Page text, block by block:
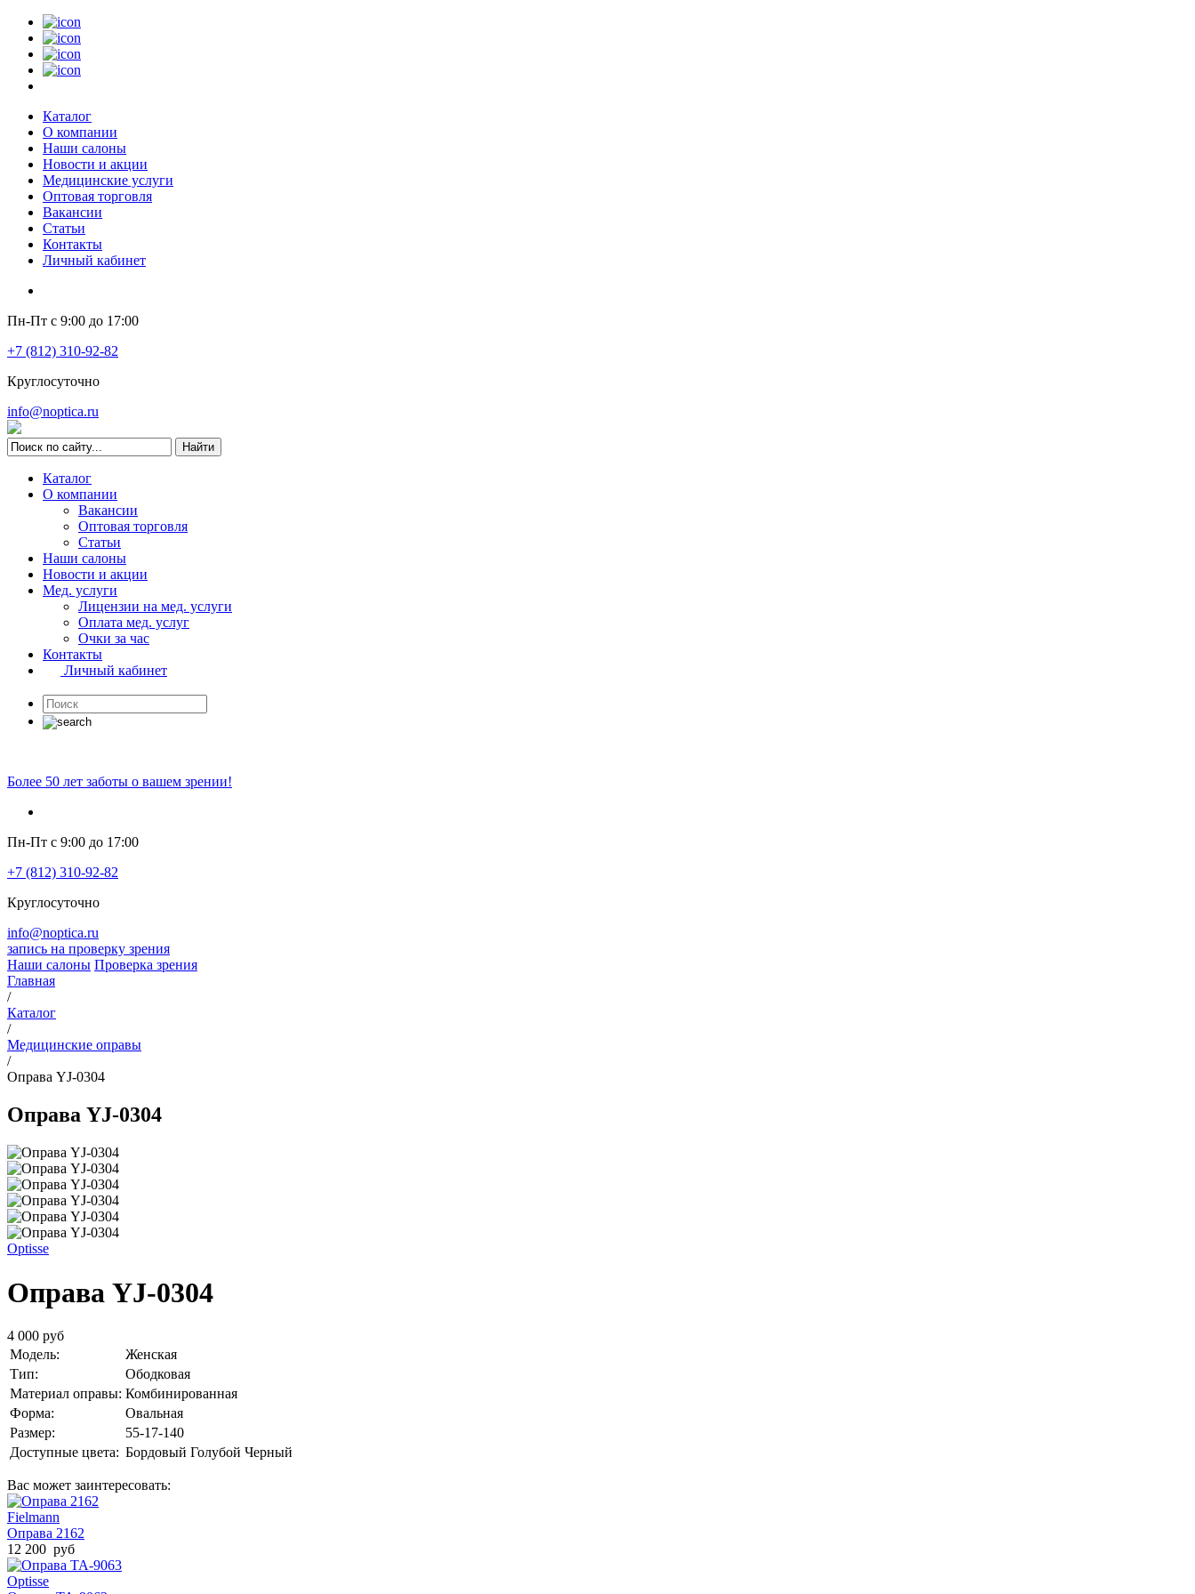
Каталог
О компании
Наши салоны
Новости и акции
Медицинские услуги
Оптовая торговля
Вакансии
Статьи
Контакты
Личный кабинет
Пн-Пт с 9:00 до 17:00
+7 (812) 310-92-82
Круглосуточно
info@noptica.ru
Каталог
О компании
Вакансии
Оптовая торговля
Статьи
Наши салоны
Новости и акции
Мед. услуги
Лицензии на мед. услуги
Оплата мед. услуг
Очки за час
Контакты
Личный кабинет
Более 50 лет заботы о вашем зрении!
Пн-Пт с 9:00 до 17:00
+7 (812) 310-92-82
Круглосуточно
info@noptica.ru
запись на проверку зрения
Наши салоны Проверка зрения
Главная
/
Каталог
/
Медицинские оправы
/
Оправа YJ-0304
Оправа YJ-0304
Optisse
Оправа YJ-0304
4 000 руб
Модель:
Женская
Тип:
Ободковая
Материал оправы: Комбинированная
Форма:
Овальная
Размер:
55-17-140
Доступные цвета: Бордовый Голубой Черный
Вас может заинтересовать:
Fielmann
Оправа 2162
12 200 руб
Optisse